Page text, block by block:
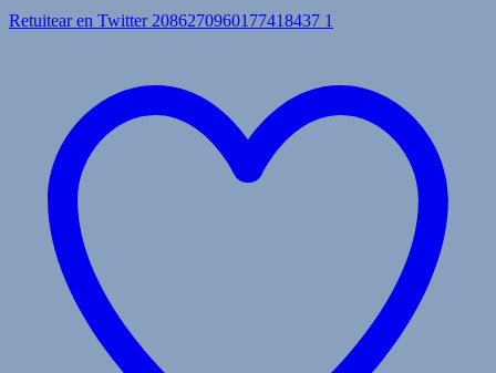
Retuitear en Twitter 2086270960177418437 1